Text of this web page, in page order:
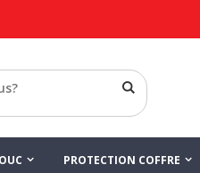
PROTECTION COFFRE